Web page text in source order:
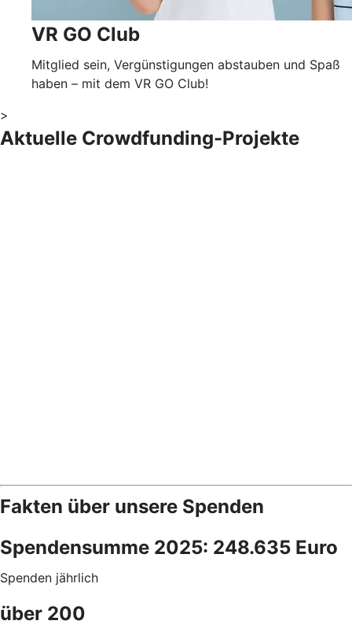
VR GO Club
Mitglied sein, Vergünstigungen abstauben und Spaß
haben – mit dem VR GO Club!
>
Aktuelle Crowdfunding-Projekte
Fakten über unsere Spenden
Spendensumme 2025: 248.635 Euro
Spenden jährlich
über 200